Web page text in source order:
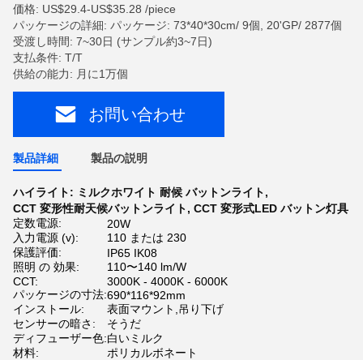
価格: US$29.4-US$35.28 /piece
パッケージの詳細: パッケージ: 73*40*30cm/ 9個, 20'GP/ 2877個
受渡し時間: 7~30日 (サンプル約3~7日)
支払条件: T/T
供給の能力: 月に1万個
お問い合わせ
製品詳細 製品の説明
ハイライト: ミルクホワイト 耐候 バットンライト,
CCT 変形性耐天候バットンライト, CCT 変形式LED バットン灯具
定数電源:
20W
入力電源 (v):
110 または 230
保護評価:
IP65 IK08
照明 の 効果:
110〜140 lm/W
CCT:
3000K - 4000K - 6000K
パッケージの寸法:690*116*92mm
インストール:
表面マウント,吊り下げ
センサーの暗さ:
そうだ
ディフューザー色:白いミルク
材料:
ポリカルボネート